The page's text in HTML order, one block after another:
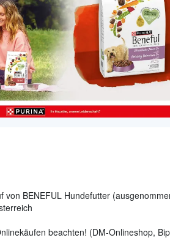
von BENEFUL Hundefutter
beachten! (DM-Onlineshop,